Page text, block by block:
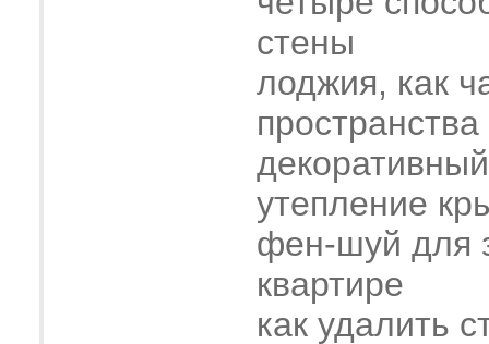
стены
лоджия, как
пространства
утепление
фен-шуй для
квартире
как удалить